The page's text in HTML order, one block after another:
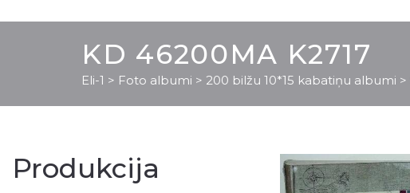
KD 46200MA K2717
Eli-1 > Foto albumi > 200 bilžu 10*15 kabatiņu albumi >
Produkcija